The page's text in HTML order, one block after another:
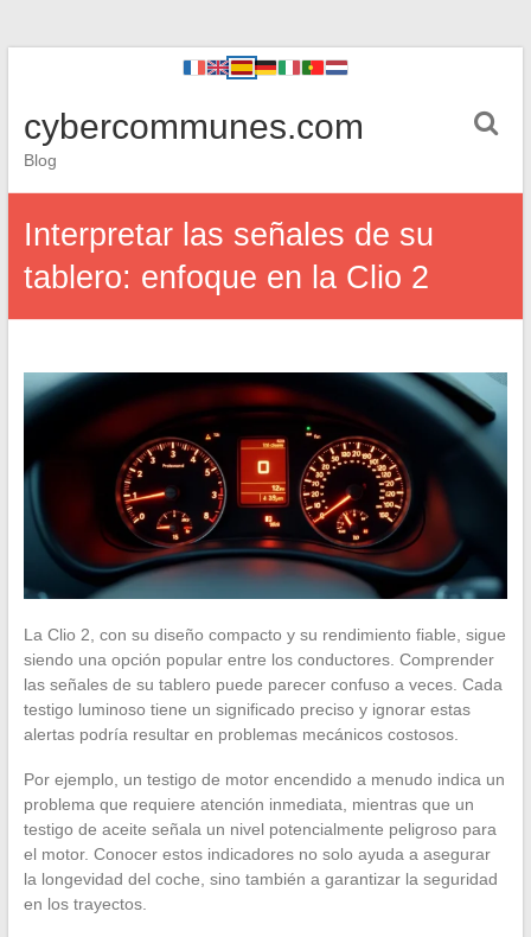
cybercommunes.com
Blog
Interpretar las señales de su
tablero: enfoque en la Clio 2
La Clio 2, con su diseño compacto y su rendimiento fiable, sigue
siendo una opción popular entre los conductores. Comprender
las señales de su tablero puede parecer confuso a veces. Cada
testigo luminoso tiene un significado preciso y ignorar estas
alertas podría resultar en problemas mecánicos costosos.
Por ejemplo, un testigo de motor encendido a menudo indica un
problema que requiere atención inmediata, mientras que un
testigo de aceite señala un nivel potencialmente peligroso para
el motor. Conocer estos indicadores no solo ayuda a asegurar
la longevidad del coche, sino también a garantizar la seguridad
en los trayectos.